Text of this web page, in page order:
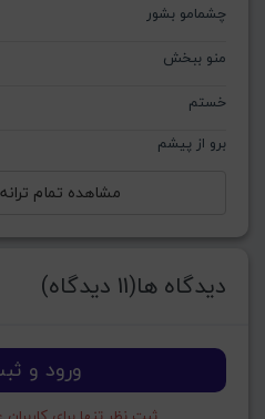
چشمامو بشور
منو ببخش
خستم
برو از پیشم
مشاهده تمام
دیدگاه ها(11 دیدگاه)
ورود و